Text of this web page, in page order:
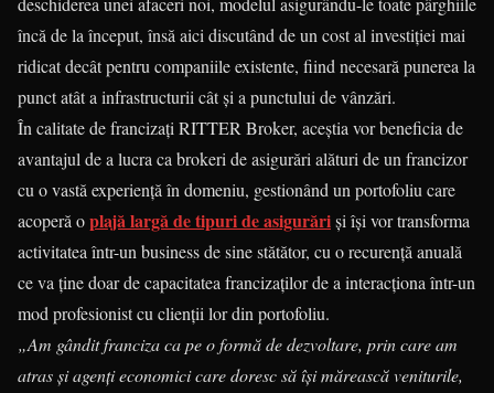
încă de la început, însă aici discutând de un cost al investiției mai
ridicat decât pentru companiile existente, fiind necesară punerea la
punct atât a infrastructurii cât și a punctului de vânzări.
În calitate de francizați RITTER Broker, aceștia vor beneficia de
avantajul de a lucra ca brokeri de asigurări alături de un francizor
cu o vastă experiență în domeniu, gestionând un portofoliu care
acoperă oplajă largă de tipuri de asigurăriși își vor transforma
activitatea într-un business de sine stătător, cu o recurență anuală
ce va ține doar de capacitatea francizaților de a interacționa într-un
mod profesionist cu clienții lor din portofoliu.
„Am gândit franciza ca pe o formă de dezvoltare, prin care am
atras și agenți economici care doresc să își mărească veniturile,